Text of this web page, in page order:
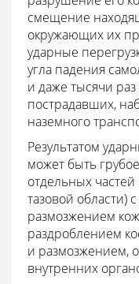
смещение
окружающих их
ударные
угла падения
и даже тысячи
пострадавших,
наземного
Результатом
может быть
отдельных
тазовой
размозжением
раздроблением
и размозжением,
внутренних